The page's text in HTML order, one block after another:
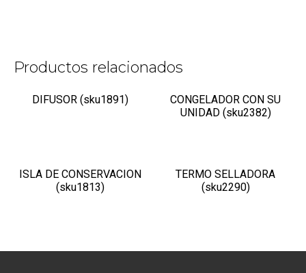
Productos relacionados
DIFUSOR (sku1891)
CONGELADOR CON SU
UNIDAD (sku2382)
ISLA DE CONSERVACION
(sku1813)
TERMO SELLADORA
(sku2290)